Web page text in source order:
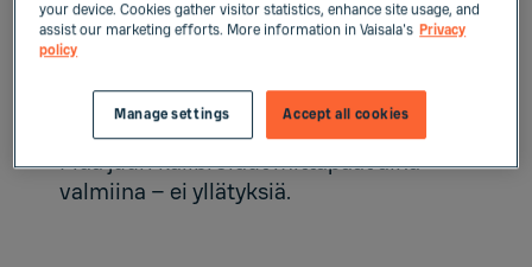
välttäminen
Pidä juuri kalibroidut mittapäät aina
valmiina – ei yllätyksiä.
your device. Cookies gather visitor statistics, enhance site usage, and
assist our marketing efforts. More information in Vaisala's Privacy
policy
Accept all cookies
Manage settings